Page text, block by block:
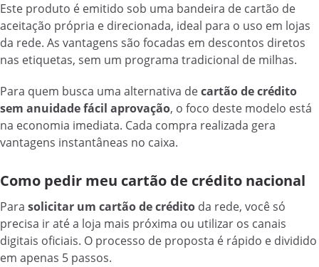
Este produto é emitido sob uma bandeira de cartão de
aceitação própria e direcionada, ideal para o uso em lojas
da rede. As vantagens são focadas em descontos diretos
nas etiquetas, sem um programa tradicional de milhas.
Para quem busca uma alternativa decartão de crédito
sem anuidade fácil aprovação, o foco deste modelo está
na economia imediata. Cada compra realizada gera
vantagens instantâneas no caixa.
Como pedir meu cartão de crédito nacional
Para solicitar um cartão de crédito da rede, você só
precisa ir até a loja mais próxima ou utilizar os canais
digitais oficiais. O processo de proposta é rápido e dividido
em apenas 5 passos.